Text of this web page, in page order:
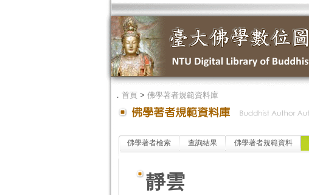
． 首頁> 佛學著者規範資料庫
佛學著者檢索 查詢結果 佛學著者規範資料
靜雲